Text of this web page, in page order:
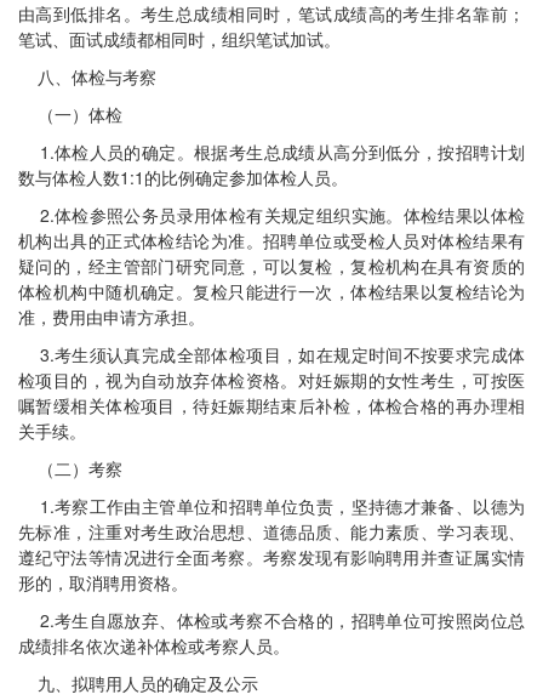
由高到低排名。考生总成绩相同时，笔试成绩高的考生排名靠前；
笔试、面试成绩都相同时，组织笔试加试。
八、体检与考察
（一）体检
1.体检人员的确定。根据考生总成绩从高分到低分，按招聘计划
数与体检人数1:1的比例确定参加体检人员。
2.体检参照公务员录用体检有关规定组织实施。体检结果以体检
机构出具的正式体检结论为准。招聘单位或受检人员对体检结果有
疑问的，经主管部门研究同意，可以复检，复检机构在具有资质的
体检机构中随机确定。复检只能进行一次，体检结果以复检结论为
准，费用由申请方承担。
3.考生须认真完成全部体检项目，如在规定时间不按要求完成体
检项目的，视为自动放弃体检资格。对妊娠期的女性考生，可按医
嘱暂缓相关体检项目，待妊娠期结束后补检，体检合格的再办理相
关手续。
（二）考察
1.考察工作由主管单位和招聘单位负责，坚持德才兼备、以德为
先标准，注重对考生政治思想、道德品质、能力素质、学习表现、
遵纪守法等情况进行全面考察。考察发现有影响聘用并查证属实情
形的，取消聘用资格。
2.考生自愿放弃、体检或考察不合格的，招聘单位可按照岗位总
成绩排名依次递补体检或考察人员。
九、拟聘用人员的确定及公示